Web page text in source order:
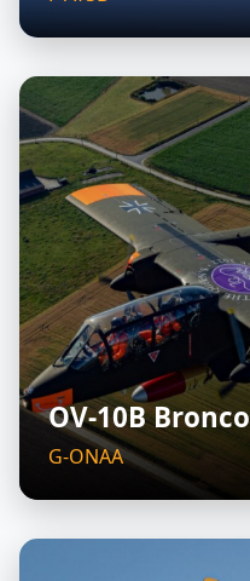
OV-10B Bronco
G-ONAA